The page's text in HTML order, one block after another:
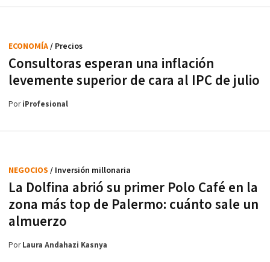
Consultoras esperan una inflación
levemente superior de cara al IPC de julio
ECONOMÍA/ Precios
PoriProfesional
La Dolfina abrió su primer Polo Café en la
zona más top de Palermo: cuánto sale un
almuerzo
NEGOCIOS / Inversión millonaria
PorLaura Andahazi Kasnya